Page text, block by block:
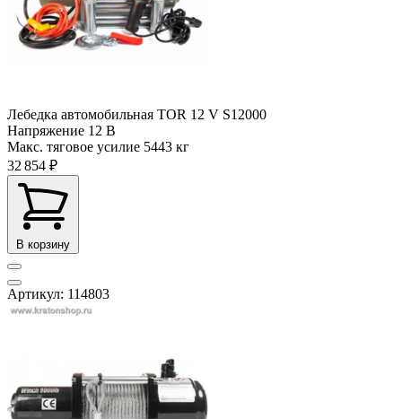
Лебедка автомобильная TOR 12 V S12000
Напряжение 12 В
Макс. тяговое усилие 5443 кг
32 854 ₽
В корзину
Артикул: 114803